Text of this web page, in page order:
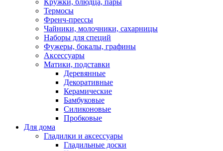
Кружки, блюдца, пары
Термосы
Френч-прессы
Чайники, молочники, сахарницы
Наборы для специй
Фужеры, бокалы, графины
Аксессуары
Матики, подставки
Деревянные
Декоративные
Керамические
Бамбуковые
Силиконовые
Пробковые
Для дома
Гладилки и аксессуары
Гладильные доски